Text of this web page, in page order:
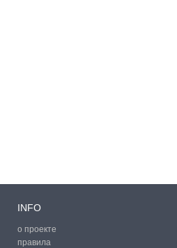
INFO
о проекте
правила